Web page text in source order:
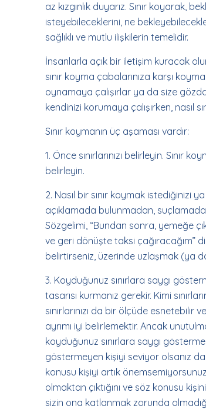
az kızgınlık duyarız. Sınır koyarak,
isteyebileceklerini, ne
sağlıklı ve mutlu ilişkilerin temelidir.
İnsanlarla açık bir iletişim kuracak
sınır koyma çabalarınıza karşı
oynamaya çalışırlar ya da size
kendinizi korumaya çalışırken, nasıl
Sınır koymanın üç aşaması vardır:
1. Önce sınırlarınızı belirleyin.
belirleyin.
2. Nasıl bir sınır koymak istediğinizi
açıklamada bulunmadan,
Sözgelimi, “Bundan sonra, yemeğe
ve geri dönüşte taksi çağıracağım”
belirtirseniz, üzerinde uzlaşmak (ya
3. Koyduğunuz sınırlara saygı
tasarısı kurmanız gerekir. Kimi
sınırlarınızı da bir ölçüde
ayrımı iyi belirlemektir. Ancak
koyduğunuz sınırlara saygı
göstermeyen kişiyi seviyor olsanız
konusu kişiyi artık
olmaktan çıktığını ve söz konusu
sizin ona katlanmak zorunda